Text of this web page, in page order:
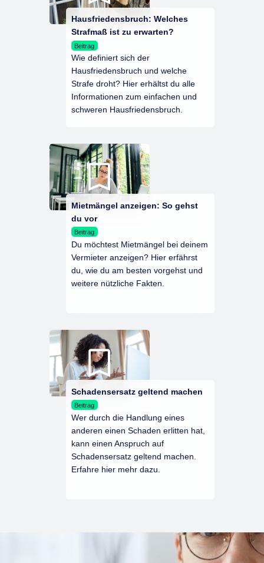
Hausfriedensbruch: Welches
Strafmaß ist zu erwarten?
Beitrag
Wie definiert sich der
Hausfriedensbruch und welche
Strafe droht? Hier erhältst du alle
Informationen zum einfachen und
schweren Hausfriedensbruch.
Mietmängel anzeigen: So gehst
du vor
Beitrag
Du möchtest Mietmängel bei deinem
Vermieter anzeigen? Hier erfährst
du, wie du am besten vorgehst und
weitere nützliche Fakten.
Schadensersatz geltend machen
Beitrag
Wer durch die Handlung eines
anderen einen Schaden erlitten hat,
kann einen Anspruch auf
Schadensersatz geltend machen.
Erfahre hier mehr dazu.